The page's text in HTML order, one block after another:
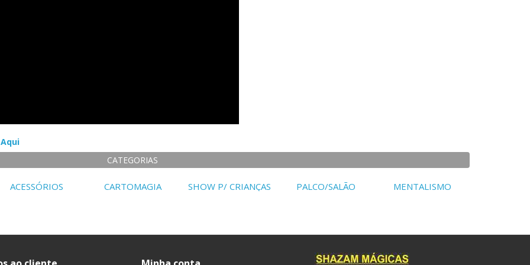
CATEGORIAS
ACESSÓRIOS CARTOMAGIA SHOW P/ CRIANÇAS PALCO/SALÃO MENTALISMO